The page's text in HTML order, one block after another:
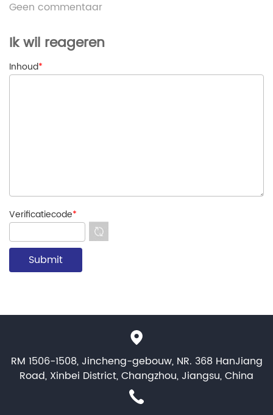
Geen commentaar
Ik wil reageren
Inhoud*
Verificatiecode*
RM 1506-1508, Jincheng-gebouw, NR. 368 HanJiang
Road, Xinbei District, Changzhou, Jiangsu, China